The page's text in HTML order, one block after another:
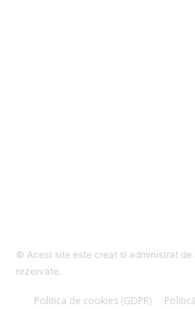
© Acest site este creat si administrat de
rezervate.
Politica de cookies (GDPR)